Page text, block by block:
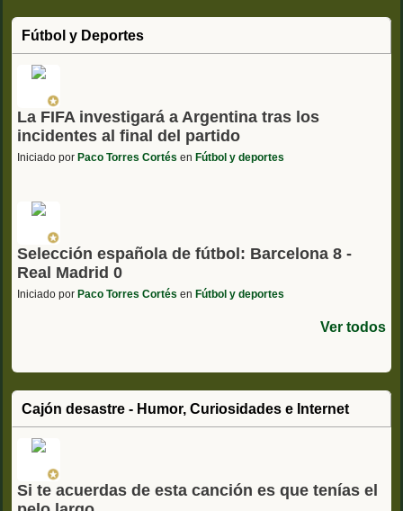
Fútbol y Deportes
La FIFA investigará a Argentina tras los
incidentes al final del partido
Iniciado por Paco Torres Cortés en Fútbol y deportes
Selección española de fútbol: Barcelona 8 -
Real Madrid 0
Iniciado por Paco Torres Cortés en Fútbol y deportes
Ver todos
Cajón desastre - Humor, Curiosidades e Internet
Si te acuerdas de esta canción es que tenías el